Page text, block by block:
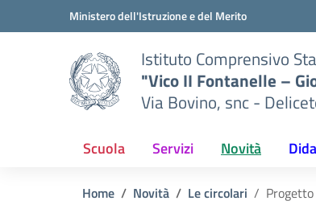
Vai ai contenuti
Vai al menu di navigazioneMinistero dell'Istruzione e del Merito
Istituto Comprensivo
"Vico II Fontanelle –
Via Bovino, snc -
Scuola Servizi Novità
Home Novità Le circolari